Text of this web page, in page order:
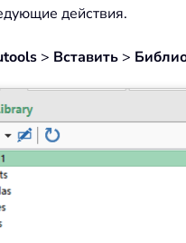
действия.
> Вставить >